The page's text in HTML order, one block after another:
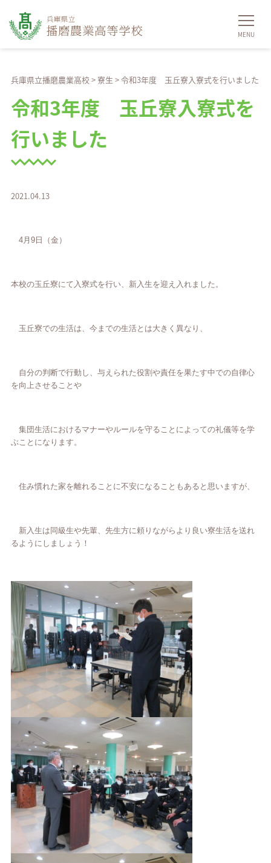
兵庫県立播磨農業高校> 寮生 >令和3年度 玉丘寮入寮式を行いました
令和3年度 玉丘寮入寮式を
行いました
2021.04.13
4月9日（金）
本校の玉丘寮にて入寮式を行い、新入生を迎え入れました。
玉丘寮での生活は、今までの生活とは大きく異なり、
自分の判断で行動し、与えられた役割や責任を果たす中での自律心
を向上させることや
集団生活におけるマナーやルールを守ることによっての礼儀等を学
ぶことになります。
住み慣れた家を離れることに不安になることもあると思いますが、
新入生は同級生や先輩、先生方に頼りながらより良い寮生活を送れ
るようにしましょう！